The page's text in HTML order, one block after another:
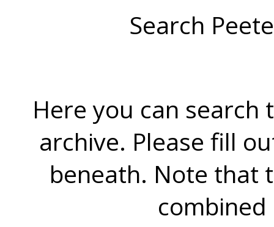
Search
Here you can search
archive. Please fill
beneath. Note that
combined